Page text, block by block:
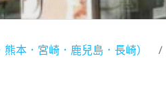
本．宮崎．鹿兒島．長崎）